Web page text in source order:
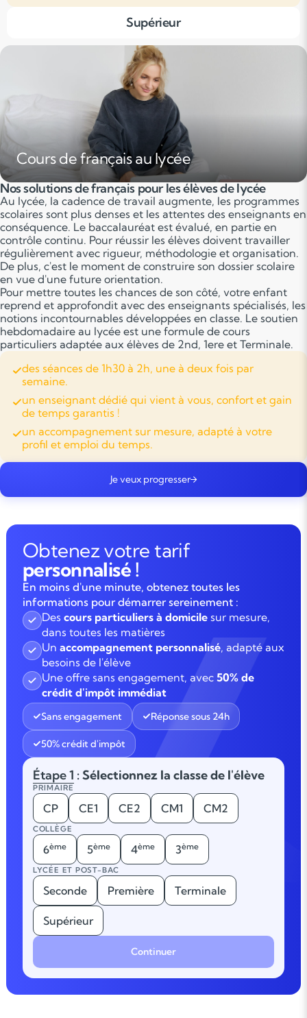
Supérieur
Cours de français au lycée
Nos solutions de français pour les élèves de lycée
Au lycée, la cadence de travail augmente, les programmes
scolaires sont plus denses et les attentes des enseignants en
conséquence. Le baccalauréat est évalué, en partie en
contrôle continu. Pour réussir les élèves doivent travailler
régulièrement avec rigueur, méthodologie et organisation.
De plus, c'est le moment de construire son dossier scolaire
en vue d'une future orientation.
Pour mettre toutes les chances de son côté, votre enfant
reprend et approfondit avec des enseignants spécialisés, les
notions incontournables développées en classe. Le soutien
hebdomadaire au lycée est une formule de cours
particuliers adaptée aux élèves de 2nd, 1ere et Terminale.
des séances de 1h30 à 2h, une à deux fois par
semaine.
un enseignant dédié qui vient à vous, confort et gain
de temps garantis !
un accompagnement sur mesure, adapté à votre
profil et emploi du temps.
Je veux progresser
Obtenez votre tarif
personnalisé !
En moins d'une minute, obtenez toutes les
informations pour démarrer sereinement :
Des cours particuliers à domicilesur mesure,
dans toutes les matières
Un accompagnement personnalisé, adapté aux
besoins de l'élève
Une offre sans engagement, avec 50% de
crédit d'impôt immédiat
Sans engagement Réponse sous 24h
50% crédit d'impôt
Étape 1 : Sélectionnez la classe de l'élève
PRIMAIRE
CP CE1 CE2 CM1 CM2
COLLÈGE
6ème 5ème 4ème 3ème
LYCÉE ET POST-BAC
Seconde Première Terminale
Supérieur
Continuer